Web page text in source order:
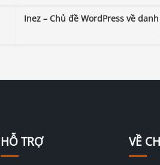
Inez – Chủ đề WordPress về
HỖ TRỢ VỀ